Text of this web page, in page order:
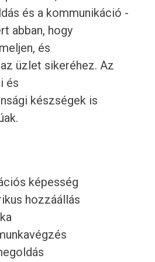
és a kommunikáció -
abban, hogy
és
üzlet sikeréhez. Az
és
készségek is
képesség
hozzáállás